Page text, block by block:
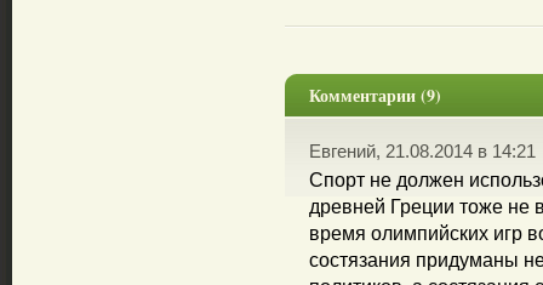
Комментарии (9)
Евгений, 21.08.2014 в 14:21
Спорт не должен
древней Греции тоже не
время олимпийских игр
состязания придуманы